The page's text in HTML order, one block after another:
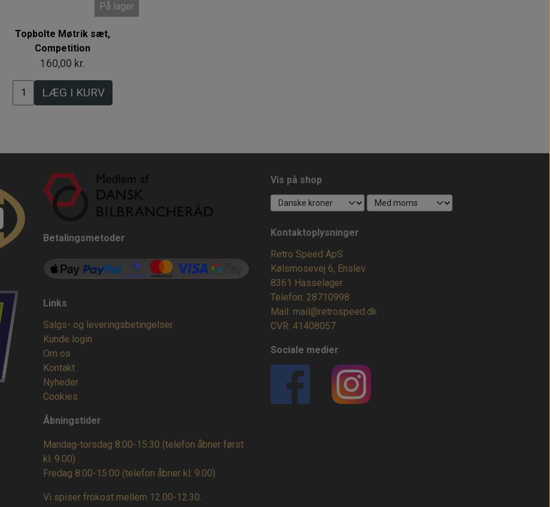
På lager
Topbolte Møtrik sæt,
Competition
160,00 kr.
LÆG I KURV
Betalingsmetoder
Links
Salgs- og leveringsbetingelser
Kunde login
Om os
Kontakt
Nyheder
Cookies
Åbningstider
Mandag-torsdag 8:00-15:30 (telefon åbner først
kl. 9.00)
Fredag 8:00-15:00 (telefon åbner kl. 9.00)
Vi spiser frokost mellem 12.00-12.30.
Vis på shop
Kontaktoplysninger
Retro Speed ApS
Kølsmosevej 6, Enslev
8361 Hasselager
Telefon: 28710998
Mail: mail@retrospeed.dk
CVR: 41408057
Sociale medier